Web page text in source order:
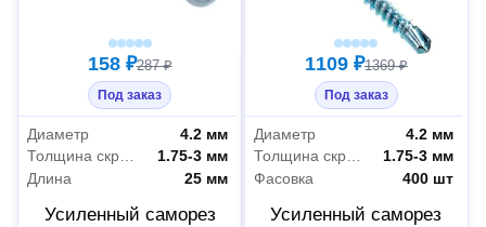
158 ₽287 ₽
Под заказ
Диаметр
4.2 мм
Толщина скрепляемых материалов
1.75-3 мм
Длина
25 мм
Усиленный саморез
1109 ₽1369 ₽
Под заказ
Диаметр
4.2 мм
Толщина скрепляемых материалов
1.75-3 мм
Фасовка
400 шт
Усиленный саморез